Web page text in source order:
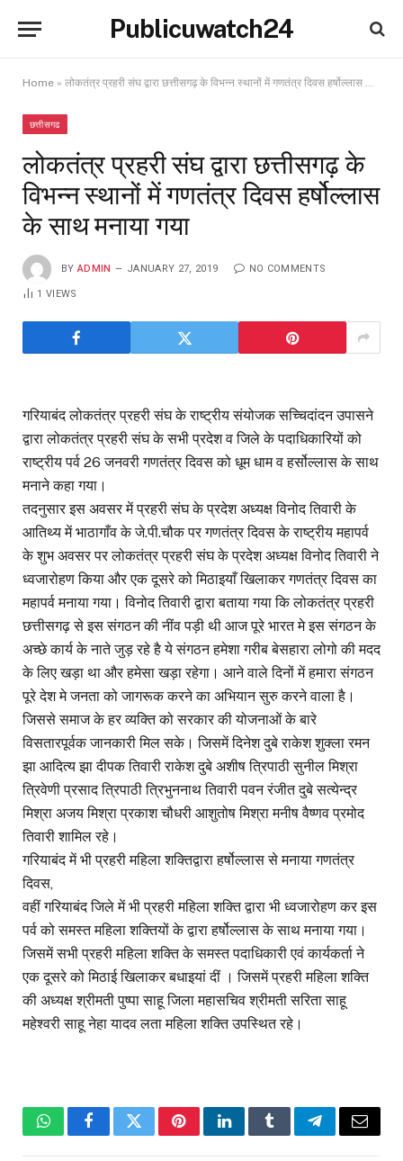
Publicuwatch24
Home » लोकतंत्र प्रहरी संघ द्वारा छत्तीसगढ़ के विभन्न स्थानों में गणतंत्र दिवस हर्षोल्लास के साथ मनाया गया
छत्तीसगढ
लोकतंत्र प्रहरी संघ द्वारा छत्तीसगढ़ के
विभन्न स्थानों में गणतंत्र दिवस हर्षोल्लास
के साथ मनाया गया
BY ADMIN JANUARY 27, 2019 NO COMMENTS
1VIEWS
गरियाबंद लोकतंत्र प्रहरी संघ के राष्ट्रीय संयोजक सच्चिदांदन उपासने
द्वारा लोकतंत्र प्रहरी संघ के सभी प्रदेश व जिले के पदाधिकारियों को
राष्ट्रीय पर्व 26 जनवरी गणतंत्र दिवस को धूम धाम व हर्सोल्लास के साथ
मनाने कहा गया।
तदनुसार इस अवसर में प्रहरी संघ के प्रदेश अध्यक्ष विनोद तिवारी के
आतिथ्य में भाठागाँव के जे.पी.चौक पर गणतंत्र दिवस के राष्ट्रीय महापर्व
के शुभ अवसर पर लोकतंत्र प्रहरी संघ के प्रदेश अध्यक्ष विनोद तिवारी ने
ध्वजारोहण किया और एक दूसरे को मिठाइयाँ खिलाकर गणतंत्र दिवस का
महापर्व मनाया गया। विनोद तिवारी द्वारा बताया गया कि लोकतंत्र प्रहरी
छत्तीसगढ़ से इस संगठन की नींव पड़ी थी आज पूरे भारत मे इस संगठन के
अच्छे कार्य के नाते जुड़ रहे है ये संगठन हमेशा गरीब बेसहारा लोगो की मदद
के लिए खड़ा था और हमेसा खड़ा रहेगा। आने वाले दिनों में हमारा संगठन
पूरे देश मे जनता को जागरूक करने का अभियान सुरु करने वाला है।
जिससे समाज के हर व्यक्ति को सरकार की योजनाओं के बारे
विसतारपूर्वक जानकारी मिल सके। जिसमें दिनेश दुबे राकेश शुक्ला रमन
झा आदित्य झा दीपक तिवारी राकेश दुबे अशीष त्रिपाठी सुनील मिश्रा
त्रिवेणी प्रसाद त्रिपाठी त्रिभुननाथ तिवारी पवन रंजीत दुबे सत्येन्द्र
मिश्रा अजय मिश्रा प्रकाश चौधरी आशुतोष मिश्रा मनीष वैष्णव प्रमोद
तिवारी शामिल रहे।
गरियाबंद में भी प्रहरी महिला शक्तिद्वारा हर्षोल्लास से मनाया गणतंत्र
दिवस,
वहीं गरियाबंद जिले में भी प्रहरी महिला शक्ति द्वारा भी ध्वजारोहण कर इस
पर्व को समस्त महिला शक्तियों के द्वारा हर्षोल्लास के साथ मनाया गया।
जिसमें सभी प्रहरी महिला शक्ति के समस्त पदाधिकारी एवं कार्यकर्ता ने
एक दूसरे को मिठाई खिलाकर बधाइयां दीं । जिसमें प्रहरी महिला शक्ति
की अध्यक्ष श्रीमती पुष्पा साहू जिला महासचिव श्रीमती सरिता साहू
महेश्वरी साहू नेहा यादव लता महिला शक्ति उपस्थित रहे।
WhatsAppFacebookTwitterPinterestLinkedInTumblrTelegramEmail